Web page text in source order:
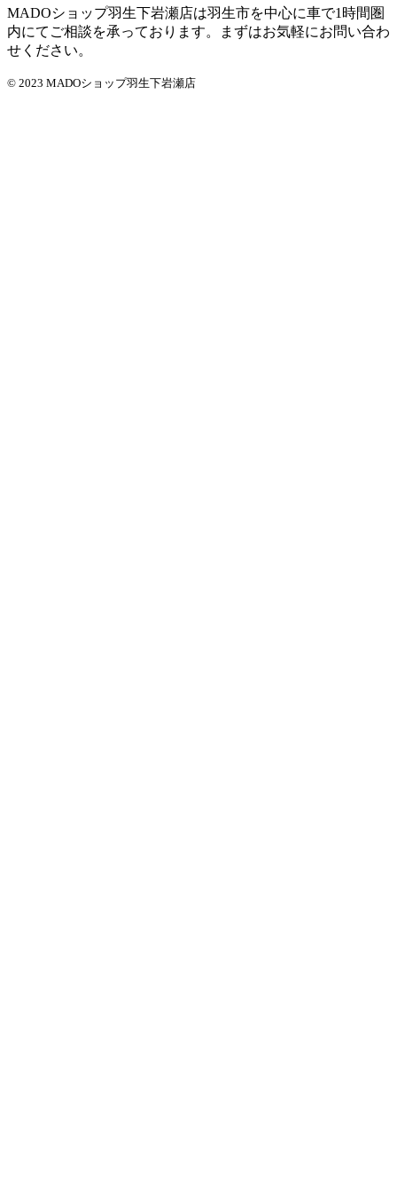
MADOショップ羽生下岩瀬店は羽生市を中心に車で1時間圏
内にてご相談を承っております。まずはお気軽にお問い合わ
せください。
© 2023 MADOショップ羽生下岩瀬店